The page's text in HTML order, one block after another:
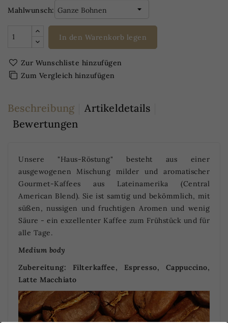
Mahlwunsch:
In den Warenkorb legen
Zur Wunschliste hinzufügen
Zum Vergleich hinzufügen
Beschreibung
Artikeldetails
Bewertungen
Unsere "Haus-Röstung" besteht aus einer
ausgewogenen Mischung milder und aromatischer
Gourmet-Kaffees aus Lateinamerika (Central
American Blend). Sie ist samtig und bekömmlich, mit
süßen, nussigen und fruchtigen Aromen und wenig
Säure - ein exzellenter Kaffee zum Frühstück und für
alle Tage.
Medium body
Zubereitung: Filterkaffee, Espresso, Cappuccino,
Latte Macchiato